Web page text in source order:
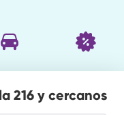
216 y cercanos